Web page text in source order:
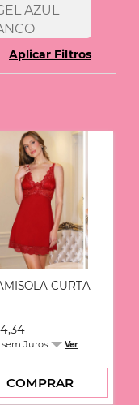
AZUL
Aplicar Filtros
CURTA
sem Juros Ver
COMPRAR